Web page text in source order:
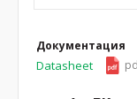
Документация
Datasheet